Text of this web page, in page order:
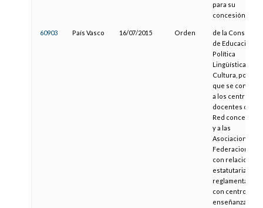
para su
concesión
60903 País Vasco 16/07/2015 Orden
de la Consejera
de Educación,
Política
Lingüística y
Cultura, por la
que se convoca
a los centros
docentes de la
Red concertada
y a las
Asociaciones y
Federaciones
con relaciones
estatutarias o
reglamentarias
con centros de
enseñanza no